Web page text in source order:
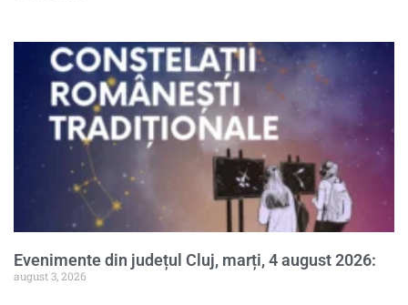
Evenimente din județul Cluj, marți, 4 august 2026:
august 3, 2026